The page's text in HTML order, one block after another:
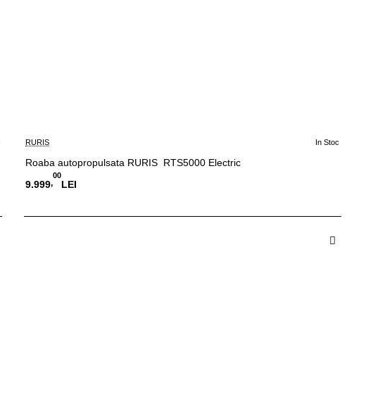
RURIS In Stoc
Roaba autopropulsata RURIS RTS5000 Electric
9.999,
00
LEI